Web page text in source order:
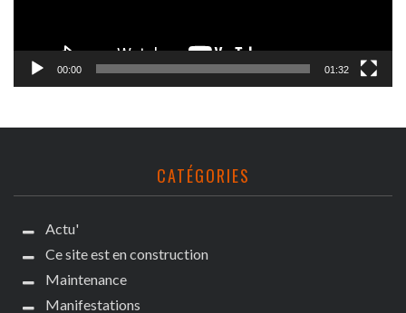
00:00 01:32
CATÉGORIES
Actu'
Ce site est en construction
Maintenance
Manifestations